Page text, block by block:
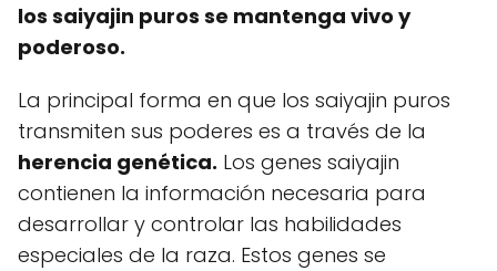
los saiyajin puros se mantenga vivo y
poderoso.
La principal forma en que los saiyajin puros
transmiten sus poderes es a través de la
herencia genética. Los genes saiyajin
contienen la información necesaria para
desarrollar y controlar las habilidades
especiales de la raza. Estos genes se